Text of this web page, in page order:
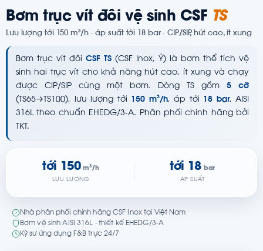
Bơm trục vít đôi vệ sinh CSF TS
Lưu lượng tới 150 m³/h · áp suất tới 18 bar · CIP/SIP, hút cao, ít xung
Bơm trục vít đôi CSF TS (CSF Inox, Ý) là bơm thể tích vệ
sinh hai trục vít cho khả năng hút cao, ít xung và chạy
được CIP/SIP cùng một bơm. Dòng TS gồm 5 cỡ
(TS65→TS100), lưu lượng tới
150 m³/h, áp tới 18 bar, AISI
316L theo chuẩn EHEDG/3-A. Phân phối chính hãng bởi
TKT.
tới 150 m³/h
LƯU LƯỢNG
tới 18 bar
ÁP SUẤT
Nhà phân phối chính hãng CSF Inox tại Việt Nam
Bơm vệ sinh AISI 316L · thiết kế EHEDG/3-A
Kỹ sư ứng dụng F&B trực 24/7